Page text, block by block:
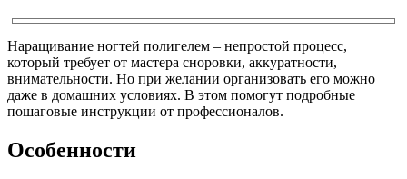
Наращивание ногтей полигелем – непростой процесс,
который требует от мастера сноровки, аккуратности,
внимательности. Но при желании организовать его можно
даже в домашних условиях. В этом помогут подробные
пошаговые инструкции от профессионалов.
Особенности